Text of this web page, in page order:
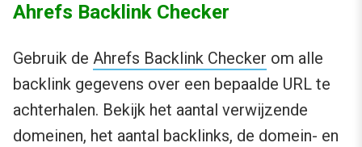
Ahrefs Backlink Checker
Gebruik de Ahrefs Backlink Checker om alle
backlink gegevens over een bepaalde URL te
achterhalen. Bekijk het aantal verwijzende
domeinen, het aantal backlinks, de domein- en